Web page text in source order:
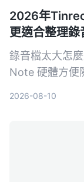
2026年
更適合整理錄
錄音檔太大怎
Note 硬體方便
2026-08-10